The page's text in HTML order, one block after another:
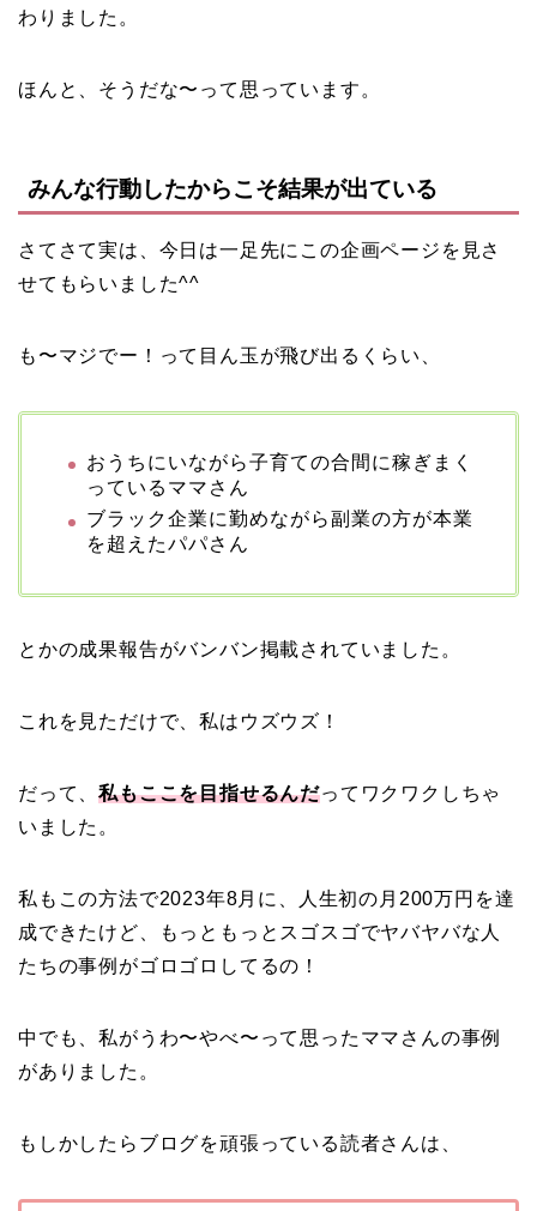
わりました。
ほんと、そうだな〜って思っています。
みんな行動したからこそ結果が出ている
さてさて実は、今日は一足先にこの企画ページを見さ
せてもらいました^^
も〜マジでー！って目ん玉が飛び出るくらい、
おうちにいながら子育ての合間に稼ぎまく
っているママさん
ブラック企業に勤めながら副業の方が本業
を超えたパパさん
とかの成果報告がバンバン掲載されていました。
これを見ただけで、私はウズウズ！
だって、私もここを目指せるんだってワクワクしちゃ
いました。
私もこの方法で2023年8月に、人生初の月200万円を達
成できたけど、もっともっとスゴスゴでヤバヤバな人
たちの事例がゴロゴロしてるの！
中でも、私がうわ〜やべ〜って思ったママさんの事例
がありました。
もしかしたらブログを頑張っている読者さんは、